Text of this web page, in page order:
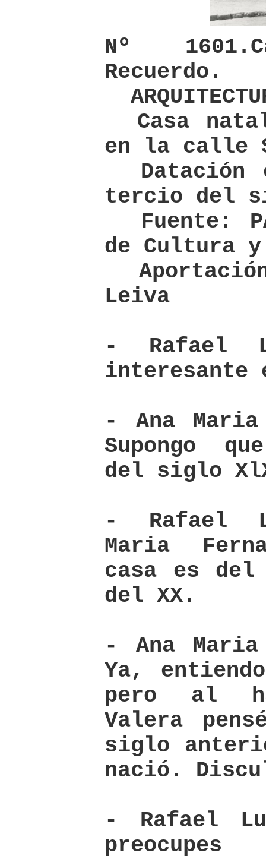
Nº
Recuerdo.
Casa
en la calle
Datación
tercio del
Fuente:
de Cultura
Leiva
- Rafael
interesante
- Ana Maria
Supongo
del siglo
- Rafael
Maria
casa es
del XX.
- Ana Maria
Ya,
pero al
Valera
siglo
nació.
- Rafael